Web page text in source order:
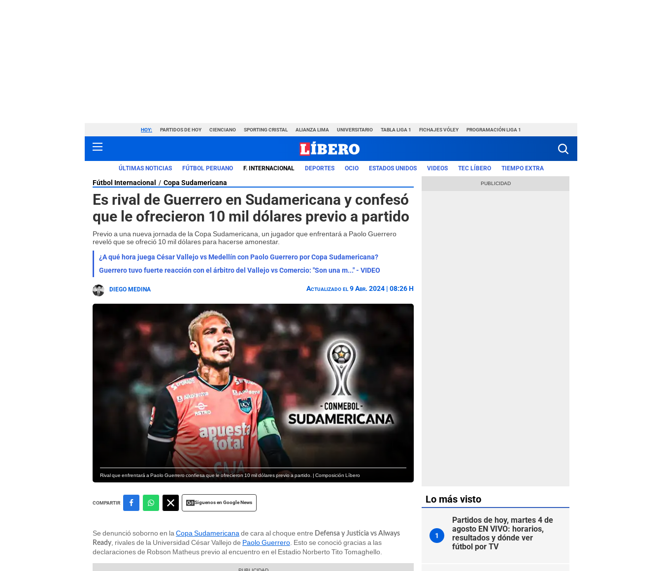
HOY: PARTIDOS DE HOY CIENCIANO SPORTING CRISTAL ALIANZA LIMA UNIVERSITARIO TABLA LIGA 1 FICHAJES VÓLEY PROGRAMACIÓN LIGA 1
ÚLTIMAS NOTICIAS FÚTBOL PERUANO F. INTERNACIONAL DEPORTES OCIO ESTADOS UNIDOS VIDEOS TEC LÍBERO TIEMPO EXTRA
Fútbol Internacional Copa Sudamericana
Es rival de Guerrero en Sudamericana y confesó
que le ofrecieron 10 mil dólares previo a partido
Previo a una nueva jornada de la Copa Sudamericana, un jugador que enfrentará a Paolo Guerrero
reveló que se ofreció 10 mil dólares para hacerse amonestar.
¿A qué hora juega César Vallejo vs Medellín con Paolo Guerrero por Copa Sudamericana?
Guerrero tuvo fuerte reacción con el árbitro del Vallejo vs Comercio: "Son una m..." - VIDEO
DIEGO MEDINA Actualizado el 9 Abr. 2024 | 08:26 H
Rival que enfrentará a Paolo Guerrero confiesa que le ofrecieron 10 mil dólares previo a partido. | Composición Líbero
COMPARTIR Siguenos en Google News
Se denunció soborno en la Copa Sudamericana de cara al choque entre Defensa y Justicia vs Always
Ready , rivales de la Universidad César Vallejo de Paolo Guerrero . Esto se conoció gracias a las
declaraciones de Robson Matheus previo al encuentro en el Estadio Norberto Tito Tomaghello.
Lo más visto
1
Partidos de hoy, martes 4 de
agosto EN VIVO: horarios,
resultados y dónde ver
fútbol por TV